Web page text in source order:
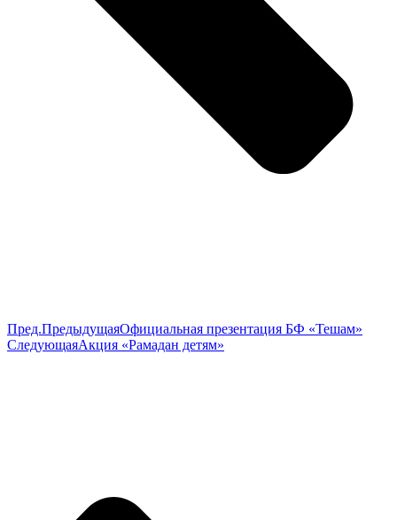
Пред.ПредыдущаяОфициальная презентация БФ «Тешам»
СледующаяАкция «Рамадан детям»